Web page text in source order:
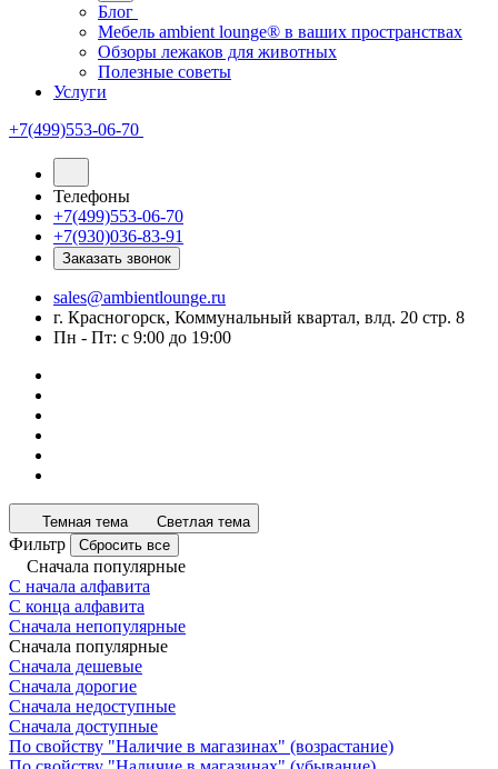
Блог
Мебель ambient lounge® в ваших пространствах
Обзоры лежаков для животных
Полезные советы
Услуги
+7(499)553-06-70
Телефоны
+7(499)553-06-70
+7(930)036-83-91
Заказать звонок
sales@ambientlounge.ru
г. Красногорск, Коммунальный квартал, влд. 20 стр. 8
Пн - Пт: с 9:00 до 19:00
Темная тема Светлая тема
Фильтр Сбросить все
Сначала популярные
С начала алфавита
С конца алфавита
Сначала непопулярные
Сначала популярные
Сначала дешевые
Сначала дорогие
Сначала недоступные
Сначала доступные
По свойству "Наличие в магазинах" (возрастание)